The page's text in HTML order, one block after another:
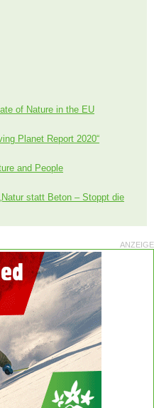
of Nature in the EU
Planet Report 2020“
and People
statt Beton – Stoppt die
ANZEIGE